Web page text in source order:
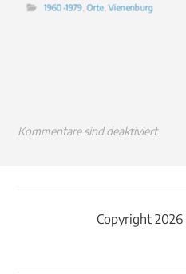
1960-1979 ,Orte ,Vienenburg
Kommentare sind deaktiviert
Copyright 2026